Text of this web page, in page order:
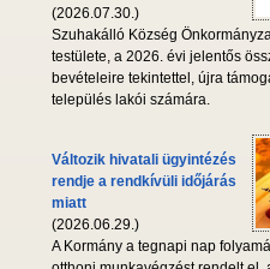
(2026.07.30.)
Szuhakálló Község
testülete, a 2026. évi jelentős
bevételeire tekintettel, újra
település lakói számára.
Változik hivatali ügyintézés
rendje a rendkívüli időjárás
miatt
(2026.06.29.)
A Kormány a tegnapi nap